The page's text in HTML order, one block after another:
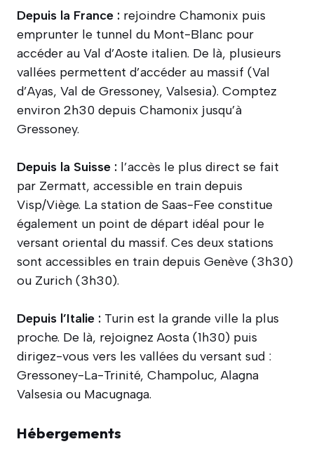
Depuis la France : rejoindre Chamonix puis
emprunter le tunnel du Mont-Blanc pour
accéder au Val d’Aoste italien. De là, plusieurs
vallées permettent d’accéder au massif (Val
d’Ayas, Val de Gressoney, Valsesia). Comptez
environ 2h30 depuis Chamonix jusqu’à
Gressoney.
Depuis la Suisse : l’accès le plus direct se fait
par Zermatt, accessible en train depuis
Visp/Viège. La station de Saas-Fee constitue
également un point de départ idéal pour le
versant oriental du massif. Ces deux stations
sont accessibles en train depuis Genève (3h30)
ou Zurich (3h30).
Depuis l’Italie : Turin est la grande ville la plus
proche. De là, rejoignez Aosta (1h30) puis
dirigez-vous vers les vallées du versant sud :
Gressoney-La-Trinité, Champoluc, Alagna
Valsesia ou Macugnaga.
Hébergements